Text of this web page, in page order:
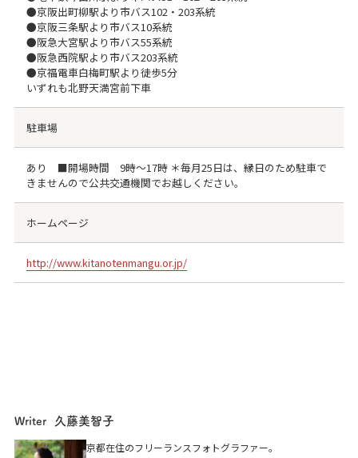
●京阪出町柳駅より市バス102・203系統
●京阪三条駅より市バス10系統
●阪急大宮駅より市バス55系統
●阪急西院駅より市バス203系統
●京福電車白梅町駅より徒歩5分
いずれも北野天満宮前下車
駐車場
あり ■開場時間 9時～17時 ＊毎月25日は、縁日のため駐車で
きませんので公共交通機関でお越しください。
ホームページ
http://www.kitanotenmangu.or.jp/
Writer 久藤美智子
京都在住のフリーランスフォトグラファー。